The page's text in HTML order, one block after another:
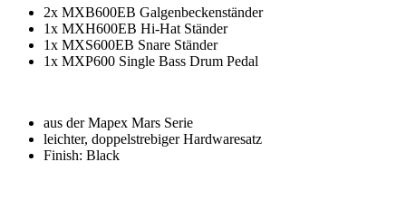
2x MXB600EB Galgenbeckenständer
1x MXH600EB Hi-Hat Ständer
1x MXS600EB Snare Ständer
1x MXP600 Single Bass Drum Pedal
aus der Mapex Mars Serie
leichter, doppelstrebiger Hardwaresatz
Finish: Black